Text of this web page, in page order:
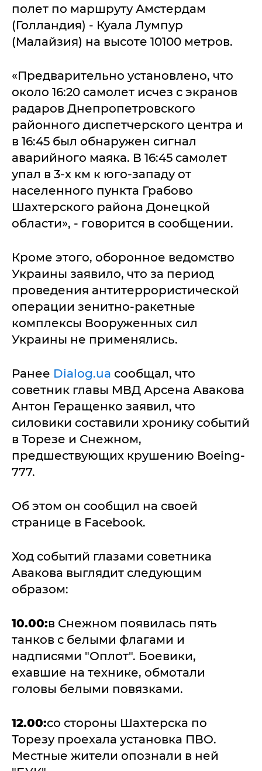
полет по маршруту Амстердам
(Голландия) - Куала Лумпур
(Малайзия) на высоте 10100 метров.
«Предварительно установлено, что
около 16:20 самолет исчез с экранов
радаров Днепропетровского
районного диспетчерского центра и
в 16:45 был обнаружен сигнал
аварийного маяка. В 16:45 самолет
упал в 3-х км к юго-западу от
населенного пункта Грабово
Шахтерского района Донецкой
области», - говорится в сообщении.
Кроме этого, оборонное ведомство
Украины заявило, что за период
проведения антитеррористической
операции зенитно-ракетные
комплексы Вооруженных сил
Украины не применялись.
Ранее Dialog.ua сообщал, что
советник главы МВД Арсена Авакова
Антон Геращенко заявил, что
силовики составили хронику событий
в Торезе и Снежном,
предшествующих крушению Boeing-
777.
Об этом он сообщил на своей
странице в Facebook.
Ход событий глазами советника
Авакова выглядит следующим
образом:
10.00:в Снежном появилась пять
танков с белыми флагами и
надписями "Оплот". Боевики,
ехавшие на технике, обмотали
головы белыми повязками.
12.00:со стороны Шахтерска по
Торезу проехала установка ПВО.
Местные жители опознали в ней